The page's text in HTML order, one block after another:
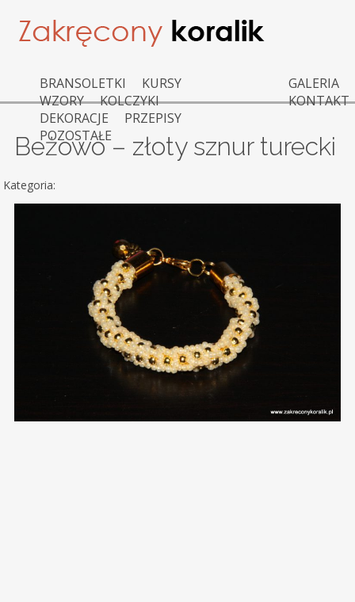
BRANSOLETKI
KURSY
WZORY
KOLCZYKI
DEKORACJE
PRZEPISY
POZOSTAŁE
GALERIA
KONTAKT
Beżowo – złoty sznur turecki
Kategoria: